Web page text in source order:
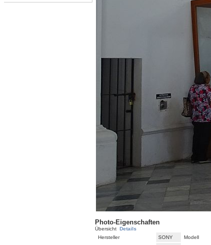
Photo-Eigenschaften
Übersicht Details
Hersteller
SONY Modell